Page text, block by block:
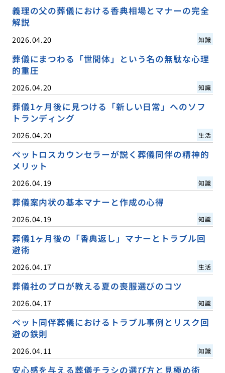
義理の父の葬儀における香典相場とマナーの完全
解説
2026.04.20 知識
葬儀にまつわる「世間体」という名の無駄な心理
的重圧
2026.04.20 知識
葬儀1ヶ月後に見つける「新しい日常」へのソフ
トランディング
2026.04.20 生活
ペットロスカウンセラーが説く葬儀同伴の精神的
メリット
2026.04.19 知識
葬儀案内状の基本マナーと作成の心得
2026.04.19 知識
葬儀1ヶ月後の「香典返し」マナーとトラブル回
避術
2026.04.17 生活
葬儀社のプロが教える夏の喪服選びのコツ
2026.04.17 知識
ペット同伴葬儀におけるトラブル事例とリスク回
避の鉄則
2026.04.11 知識
安心感を与える葬儀チラシの選び方と見極め術